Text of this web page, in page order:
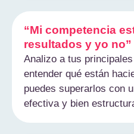
“Mi competencia
resultados y yo no”
Analizo a tus
entender qué están
puedes superarlos con
efectiva y bien